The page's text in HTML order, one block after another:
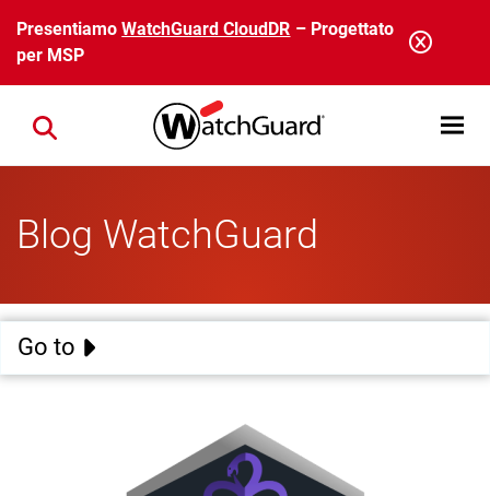
Salta al contenuto principale
PresentiamoWatchGuard CloudDR – Progettato
per MSP
Open
Close search
Blog WatchGuard
Go to